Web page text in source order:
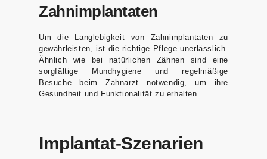
Zahnimplantaten
Um die Langlebigkeit von Zahnimplantaten zu
gewährleisten, ist die richtige Pflege unerlässlich.
Ähnlich wie bei natürlichen Zähnen sind eine
sorgfältige Mundhygiene und regelmäßige
Besuche beim Zahnarzt notwendig, um ihre
Gesundheit und Funktionalität zu erhalten.
Implantat-Szenarien